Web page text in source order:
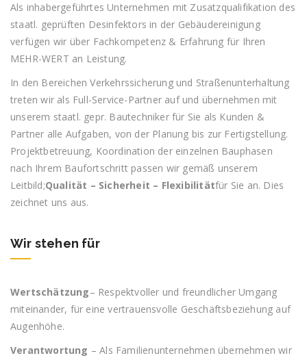
Als inhabergeführtes Unternehmen mit Zusatzqualifikation des
staatl. geprüften Desinfektors in der Gebäudereinigung
verfügen wir über Fachkompetenz & Erfahrung für Ihren
MEHR-WERT an Leistung.
In den Bereichen Verkehrssicherung und Straßenunterhaltung
treten wir als Full-Service-Partner auf und übernehmen mit
unserem staatl. gepr. Bautechniker für Sie als Kunden &
Partner alle Aufgaben, von der Planung bis zur Fertigstellung.
Projektbetreuung, Koordination der einzelnen Bauphasen
nach Ihrem Baufortschritt passen wir gemäß unserem
Leitbild;Qualität – Sicherheit – Flexibilitätfür Sie an. Dies
zeichnet uns aus.
Wir stehen für
Wertschätzung– Respektvoller und freundlicher Umgang
miteinander, für eine vertrauensvolle Geschäftsbeziehung auf
Augenhöhe.
Verantwortung – Als Familienunternehmen übernehmen wir